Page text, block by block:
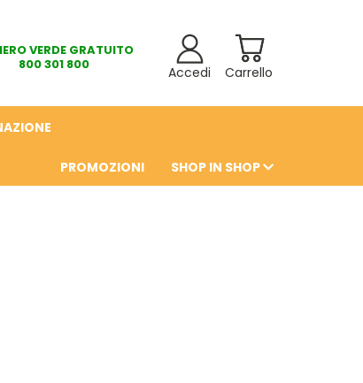
VERDE GRATUITO
800 301 800
Carrello
Accedi
PROMOZIONI SHOP IN SHOP